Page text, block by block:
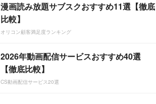
漫画読み放題サブスクおすすめ11選【徹底
比較】
オリコン顧客満足度ランキング
2026年動画配信サービスおすすめ40選
【徹底比較】
CS動画配信サービス20選